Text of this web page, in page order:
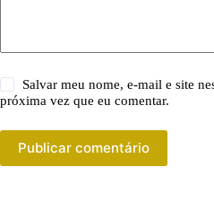
Salvar meu nome, e-mail e site
próxima vez que eu comentar.
Publicar comentário